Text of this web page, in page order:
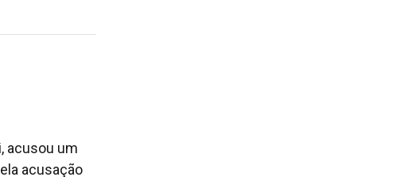
acusou um
acusação